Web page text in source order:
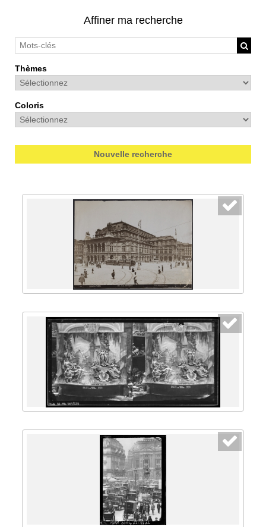
Affiner ma recherche
Thèmes
Coloris
Nouvelle recherche